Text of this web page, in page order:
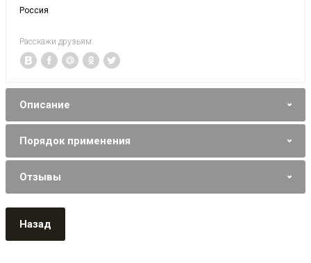
Россия
Расскажи друзьям:
Описание
Порядок применения
Отзывы
Назад